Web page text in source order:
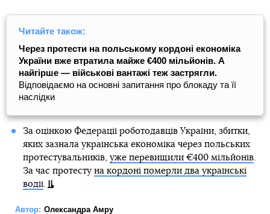
Читайте також:
Через протести на польському кордоні економіка
України вже втратила майже €400 мільйонів. А
найгірше — військові вантажі теж застрягли.
Відповідаємо на основні запитання про блокаду та її
наслідки
За оцінкою Федерації роботодавців України, збитки,
яких зазнала українська економіка через польських
протестувальників, уже перевищили €400 мільйонів.
За час протесту на кордоні померли два українські
водії.
Автор: Олександра Амру